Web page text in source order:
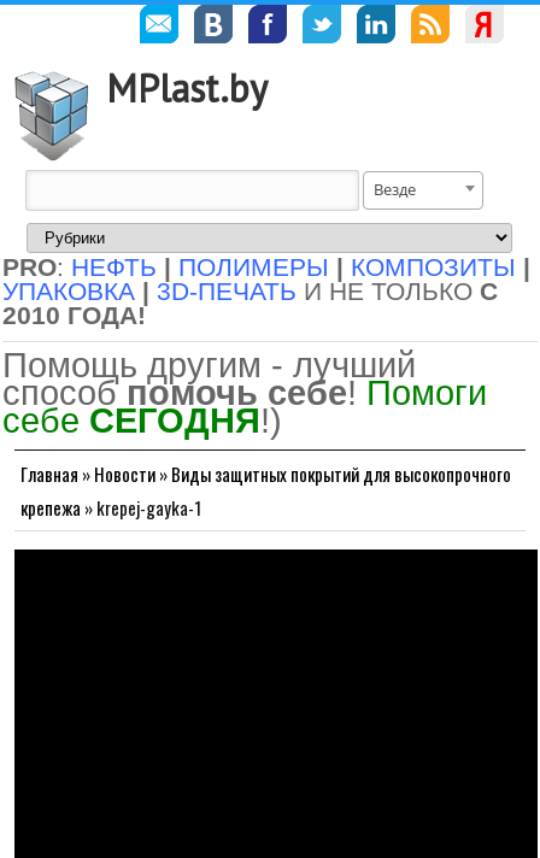
MPlast.by
Везде
PRO: НЕФТЬ | ПОЛИМЕРЫ | КОМПОЗИТЫ |
УПАКОВКА | 3D-ПЕЧАТЬ И НЕ ТОЛЬКО С
2010 ГОДА!
Помощь другим - лучший
способ помочь себе! Помоги
себе СЕГОДНЯ!)
Главная »Новости»Виды защитных покрытий для высокопрочного
крепежа »krepej-gayka-1